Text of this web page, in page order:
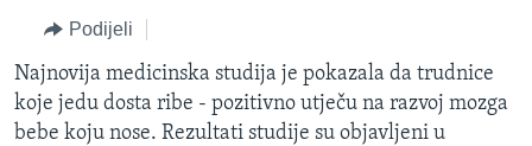
pretragu
SJEDINJENE AMERIČKE DRŽAVE
BOSNA I HERCEGOVINA
SVIJET
NAUKA I TEHNOLOGIJA
SPECIJALNI PROJEKTI
KORUPCIJA
Podijeli
Najnovija medicinska studija je pokazala da trudnice
koje jedu dosta ribe - pozitivno utječu na razvoj mozga
bebe koju nose. Rezultati studije su objavljeni u